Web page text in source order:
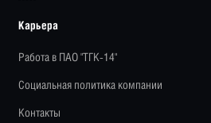
Карьера
Работа в ПАО "ТГК-14"
Социальная политика компании
Контакты